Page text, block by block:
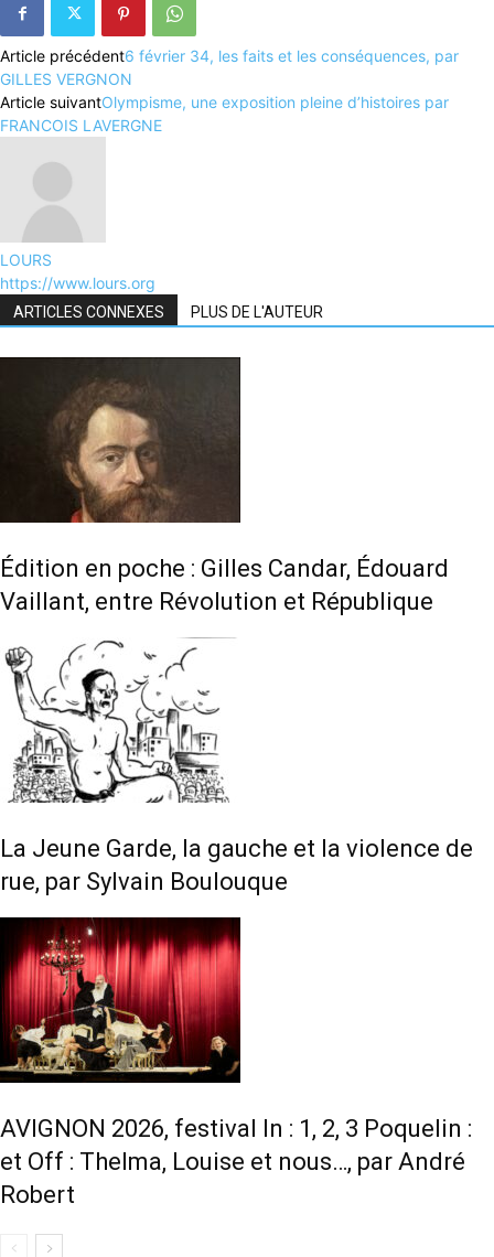
Article précédent6 février 34, les faits et les conséquences, par
GILLES VERGNON
Article suivantOlympisme, une exposition pleine d’histoires par
FRANCOIS LAVERGNE
LOURS
https://www.lours.org
ARTICLES CONNEXES PLUS DE L'AUTEUR
Édition en poche : Gilles Candar, Édouard
Vaillant, entre Révolution et République
La Jeune Garde, la gauche et la violence de
rue, par Sylvain Boulouque
AVIGNON 2026, festival In : 1, 2, 3 Poquelin :
et Off : Thelma, Louise et nous…, par André
Robert